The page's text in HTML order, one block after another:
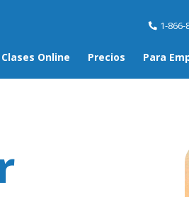
1-866-
Clases Online Precios Para